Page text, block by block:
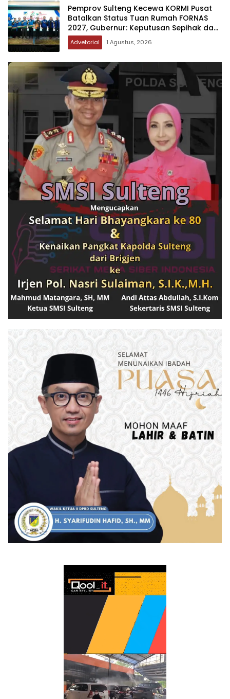
Pemprov Sulteng Kecewa KORMI Pusat
Batalkan Status Tuan Rumah FORNAS
2027, Gubernur: Keputusan Sepihak dan
Tanpa Koordinasi
Advetorial 1 Agustus, 2026